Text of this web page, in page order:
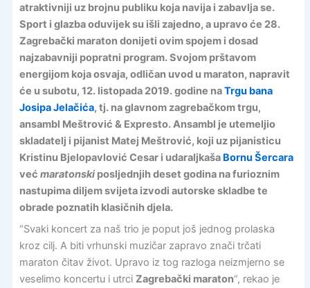
atraktivniji uz brojnu publiku koja navija i zabavlja se.
Sport i glazba oduvijek su išli zajedno, a upravo će 28.
Zagrebački maraton donijeti ovim spojem i dosad
najzabavniji popratni program. Svojom prštavom
energijom koja osvaja, odličan uvod u maraton, napravit
će u subotu, 12. listopada 2019. godine naTrgu bana
Josipa Jelačića, tj. na glavnom zagrebačkom trgu,
ansambl Meštrović & Expresto. Ansambl je utemeljio
skladatelj i pijanist Matej Meštrović, koji uz pijanisticu
Kristinu Bjelopavlović Cesar i udaraljkaša Bornu Šercara
već maratonskiposljednjih deset godina na furioznim
nastupima diljem svijeta izvodi autorske skladbe te
obrade poznatih klasičnih djela.
“Svaki koncert za naš trio je poput još jednog prolaska
kroz cilj. A biti vrhunski muzičar zapravo znači trčati
maraton čitav život. Upravo iz tog razloga neizmjerno se
veselimo koncertu i utrci Zagrebački maraton“, rekao je